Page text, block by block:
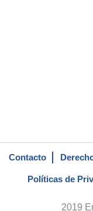
Contacto
Políticas de
2019